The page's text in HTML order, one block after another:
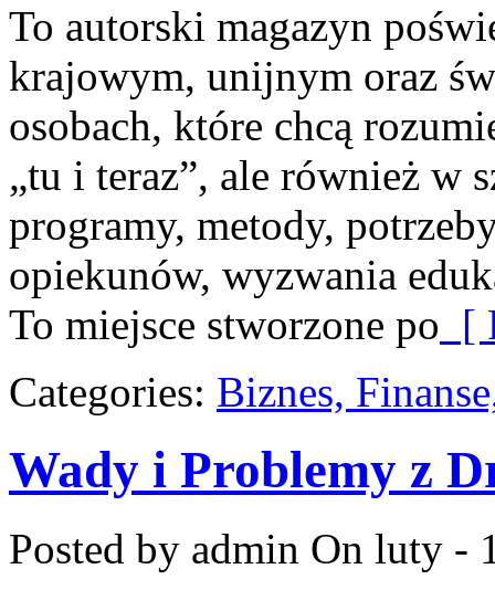
To autorski magazyn
krajowym, unijnym oraz
osobach, które chcą
„tu i teraz”, ale również w
programy, metody,
opiekunów, wyzwania
To miejsce stworzone po [
Categories: Biznes,
Wady i Problemy z
Posted by admin On luty -